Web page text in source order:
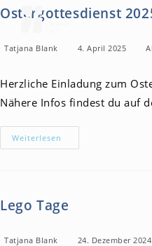
Zum
springen
Ostergottesdienst
Beitrags-
Tatjana Blank
Beitrag
4. April 2025
Herzliche Einladung zum
Nähere Infos findest du auf
Weiterlesen
2025
Lego Tage
Beitrags-
Tatjana Blank
Beitrag
24. Dezember 2024